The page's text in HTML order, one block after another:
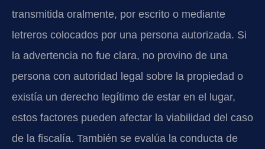
transmitida oralmente, por escrito o mediante
letreros colocados por una persona autorizada. Si
la advertencia no fue clara, no provino de una
persona con autoridad legal sobre la propiedad o
existía un derecho legítimo de estar en el lugar,
estos factores pueden afectar la viabilidad del caso
de la fiscalía. También se evalúa la conducta de